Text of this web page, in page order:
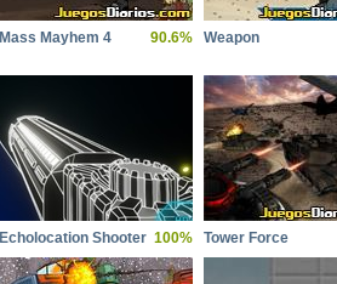
Mass Mayhem 4 90.6% Weapon
Echolocation Shooter 100% Tower Force